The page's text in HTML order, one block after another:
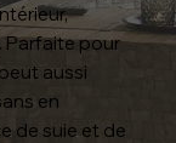
Parfaite pour
aussi
en
de suie et de